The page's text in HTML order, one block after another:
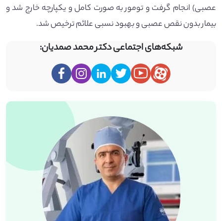
عصبی) انجام گرفت و تومور به صورت کامل و یکپارچه خارج شد و
بیمار بدون نقص عصبی و بهبود نسبی علائم ترخیص شد.
شبکه‌های اجتماعی دکتر محمد صمدیان: